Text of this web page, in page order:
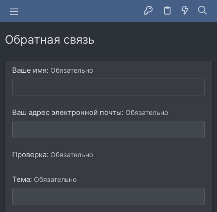
Обратная связь
Ваше имя Обязательно
Ваш адрес электронной почты Обязательно
Проверка Обязательно
Тема Обязательно